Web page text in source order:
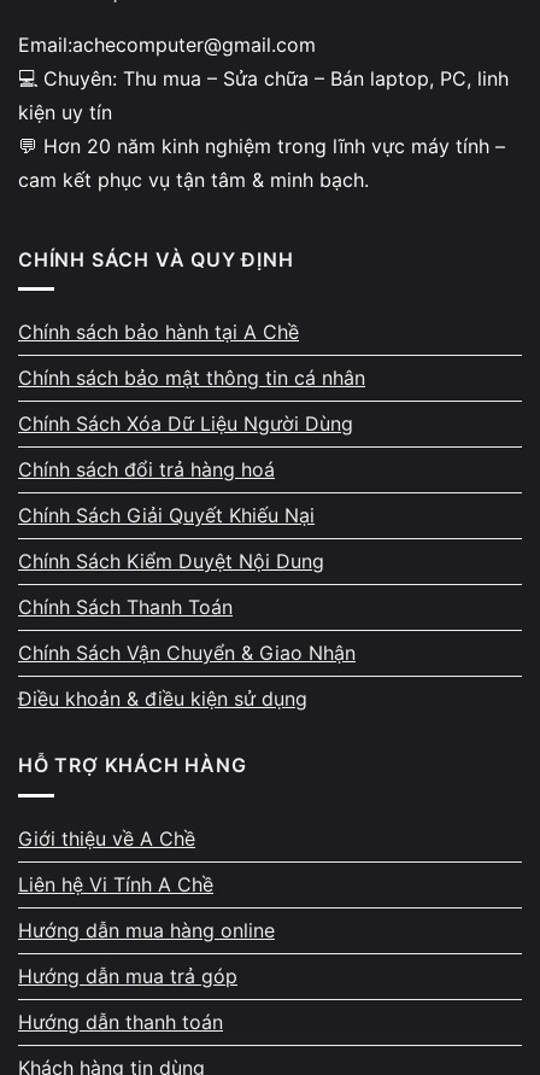
Những lỗi mất dữ liệu thường
gặp
Xóa nhầm file, format nhanh, lỗi phân vùng, ổ
không truy cập được dữ liệu.
Cam kết bảo mật dữ liệu khách
hàng
Dữ liệu chỉ được sử dụng cho mục đích khôi
phục, không sao chép hay chia sẻ ngoài
phạm vi cho phép và chỉ bàn giao cho chủ sở
hữu.
bằng chứng từ trải nghiệm
thực tế
Mỗi ngày, A Chề tiếp nhận 10–20 máy sửa
chữa. Các đánh giá 5 sao trên Google Maps
rất đều, nhiều khách khen về kỹ thuật chuyên
sâu, cách giải thích rõ ràng, thái độ hỗ trợ
Email:achecomputer@gmail.com
💻 Chuyên: Thu mua – Sửa chữa – Bán laptop, PC, linh
kiện uy tín
💬 Hơn 20 năm kinh nghiệm trong lĩnh vực máy tính –
cam kết phục vụ tận tâm & minh bạch.
CHÍNH SÁCH VÀ QUY ĐỊNH
Chính sách bảo hành tại A Chề
Chính sách bảo mật thông tin cá nhân
Chính Sách Xóa Dữ Liệu Người Dùng
Chính sách đổi trả hàng hoá
Chính Sách Giải Quyết Khiếu Nại
Chính Sách Kiểm Duyệt Nội Dung
Chính Sách Thanh Toán
Chính Sách Vận Chuyển & Giao Nhận
Điều khoản & điều kiện sử dụng
HỖ TRỢ KHÁCH HÀNG
Giới thiệu về A Chề
Liên hệ Vi Tính A Chề
Hướng dẫn mua hàng online
Hướng dẫn mua trả góp
Hướng dẫn thanh toán
Khách hàng tin dùng